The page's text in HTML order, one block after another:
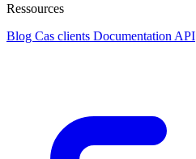
Ressources
Blog Cas clients Documentation API